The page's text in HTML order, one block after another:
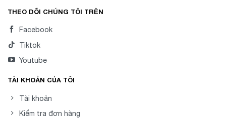
THEO DÕI CHÚNG TÔI TRÊN
Facebook
Tiktok
Youtube
TÀI KHOẢN CỦA TÔI
Tài khoản
Kiểm tra đơn hàng